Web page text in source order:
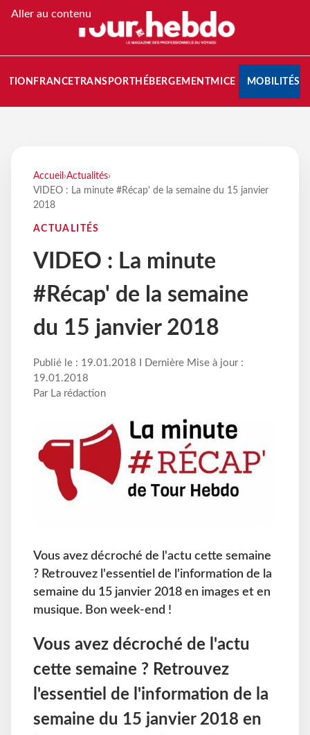
Aller au contenu
FRANCETRANSPORT HÉBERGEMENTMICE MOBILITÉS
Accueil ›Actualités›
VIDEO : La minute #Récap' de la semaine du 15 janvier
2018
ACTUALITÉS
VIDEO : La minute
#Récap' de la semaine
du 15 janvier 2018
Publié le : 19.01.2018 I Dernière Mise à jour :
19.01.2018
Par La rédaction
Vous avez décroché de l'actu cette semaine
? Retrouvez l'essentiel de l'information de la
semaine du 15 janvier 2018 en images et en
musique. Bon week-end !
Vous avez décroché de l'actu
cette semaine ? Retrouvez
l'essentiel de l'information de la
semaine du 15 janvier 2018 en